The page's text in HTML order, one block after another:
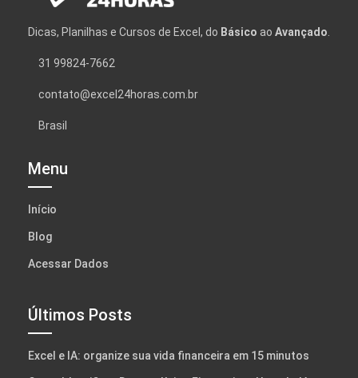
Dicas, Planilhas e Cursos de Excel, do Básico ao Avançado.
31 99824-7662
contato@excel24horas.com.br
Brasil
Menu
Início
Blog
Acessar Dados
Últimos Posts
Excel e IA: organize sua vida financeira em 15 minutos